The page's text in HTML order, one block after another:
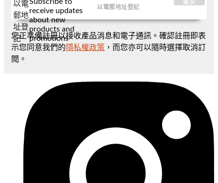
以電
郵地
址登
記
receive updates
about new
products and
promotions
提交
您正準備註冊以接收產品消息和電子通訊。確認註冊即表
示您同意我們的 隱私權政策 ，而您亦可以隨時選擇取消訂
閱。